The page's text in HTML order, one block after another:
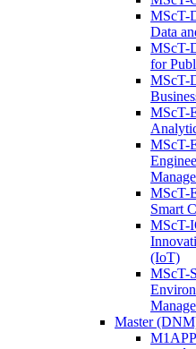
MScT-
Data
MScT-
for
MScT-
MScT-
MScT-
MScT-
Smart
MScT-
(IoT)
MScT-
Master